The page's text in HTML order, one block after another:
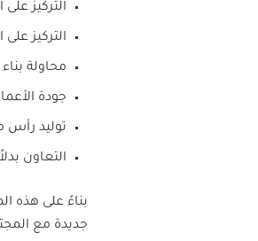
التركيز
التركيز
محاولة
جودة
توليد رأس
التعاون
بناءً على هذه
جديدة مع